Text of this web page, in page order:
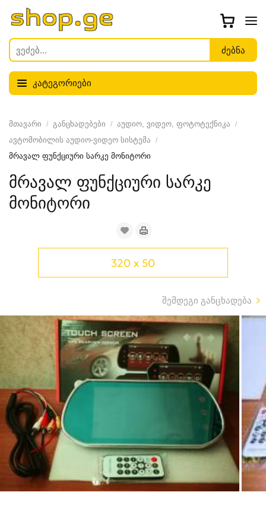
კატეგორიები
მთავარი განცხადებები
აუდიო, ვიდეო, ფოტოტექნიკა
ავტომობილის აუდიო-ვიდეო სისტემა
მრავალ ფუნქციური სარკე მონიტორი
მრავალ ფუნქციური სარკე
მონიტორი
320 x 50
შემდეგი განცხადება